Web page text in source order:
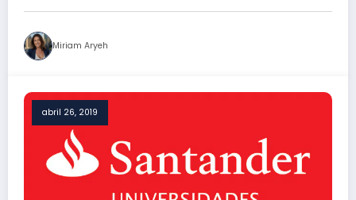
Miriam Aryeh
abril 26, 2019